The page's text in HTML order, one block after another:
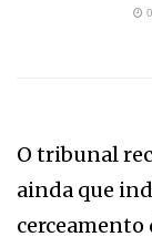
O tribunal
ainda que
cerceamento